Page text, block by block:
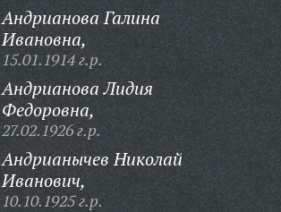
Андрианова Галина
Ивановна,
15.01.1914 г.р.
Андрианова Лидия
Федоровна,
27.02.1926 г.р.
Андрианычев Николай
Иванович,
10.10.1925 г.р.